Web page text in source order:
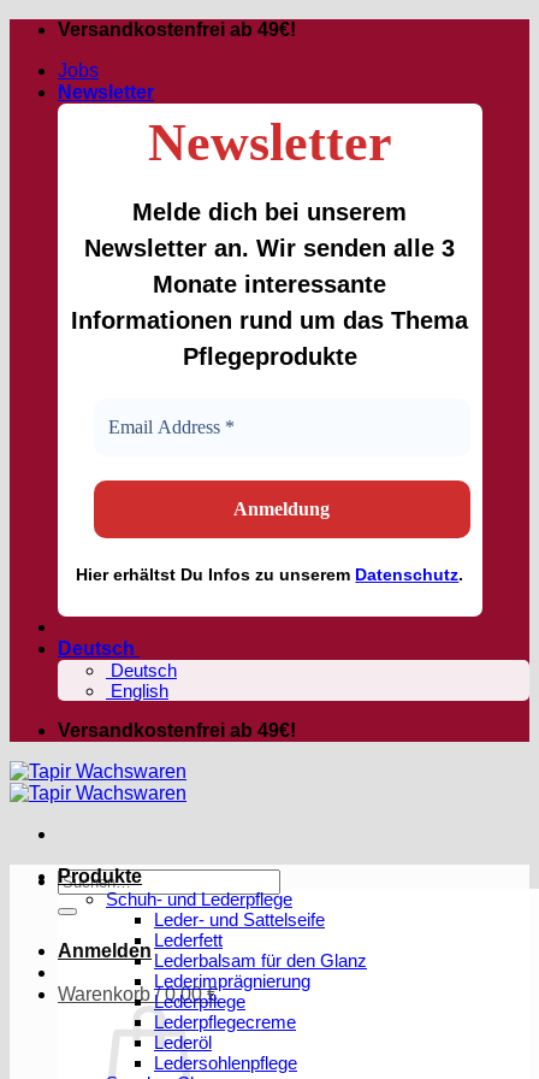
Zum
springen
Versandkostenfrei ab 49€!
Jobs
Newsletter
Newsletter
Melde dich bei unserem
Newsletter an. Wir senden alle 3
Monate interessante
Informationen rund um das Thema
Pflegeprodukte
Hiererhältst Du Infos zu unserem Datenschutz.
Deutsch
Deutsch
English
Versandkostenfrei ab 49€!
Suchen
nach:
Anmelden
Warenkorb /0,00€
Produkte
Schuh- und Lederpflege
Leder- und Sattelseife
Lederfett
Lederbalsam für den Glanz
Lederimprägnierung
Lederpflege
Lederpflegecreme
Lederöl
Ledersohlenpflege